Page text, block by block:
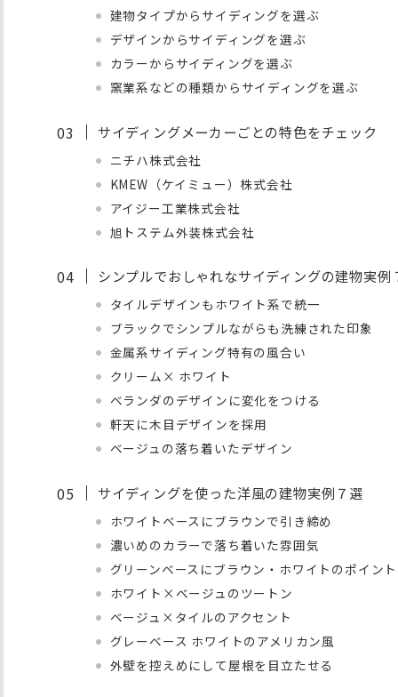
建物タイプからサイディングを選ぶ
デザインからサイディングを選ぶ
カラーからサイディングを選ぶ
窯業系などの種類からサイディングを選ぶ
サイディングメーカーごとの特色をチェック
ニチハ株式会社
KMEW（ケイミュー）株式会社
アイジー工業株式会社
旭トステム外装株式会社
シンプルでおしゃれなサイディングの建物実例
タイルデザインもホワイト系で統一
ブラックでシンプルながらも洗練された印象
金属系サイディング特有の風合い
クリーム× ホワイト
ベランダのデザインに変化をつける
軒天に木目デザインを採用
ベージュの落ち着いたデザイン
サイディングを使った洋風の建物実例７選
ホワイトベースにブラウンで引き締め
濃いめのカラーで落ち着いた雰囲気
グリーンベースにブラウン・ホワイトのポイント
ホワイト×ベージュのツートン
ベージュ×タイルのアクセント
グレーベース ホワイトのアメリカン風
外壁を控えめにして屋根を目立たせる